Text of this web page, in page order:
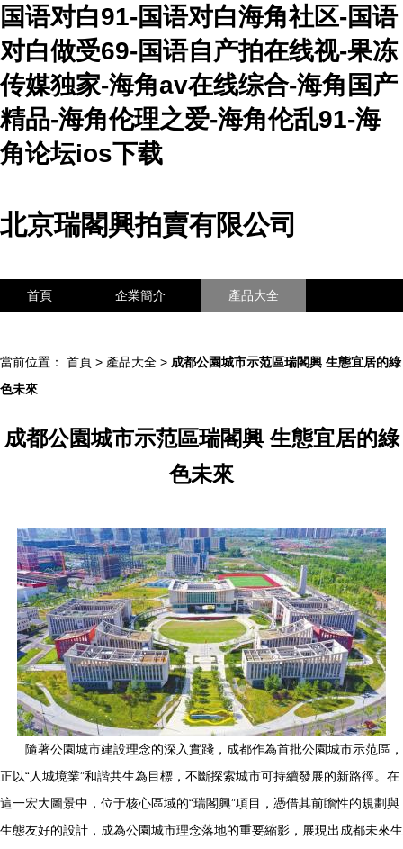
国语对白91-国语对白海角社区-国语
对白做受69-国语自产拍在线视-果冻
传媒独家-海角av在线综合-海角国产
精品-海角伦理之爱-海角伦乱91-海
角论坛ios下载
北京瑞閣興拍賣有限公司
首頁 企業簡介 產品大全
當前位置： 首頁 > 產品大全 > 成都公園城市示范區瑞閣興 生態宜居的綠
色未來
成都公園城市示范區瑞閣興 生態宜居的綠
色未來
隨著公園城市建設理念的深入實踐，成都作為首批公園城市示范區，
正以“人城境業”和諧共生為目標，不斷探索城市可持續發展的新路徑。在
這一宏大圖景中，位于核心區域的“瑞閣興”項目，憑借其前瞻性的規劃與
生態友好的設計，成為公園城市理念落地的重要縮影，展現出成都未來生